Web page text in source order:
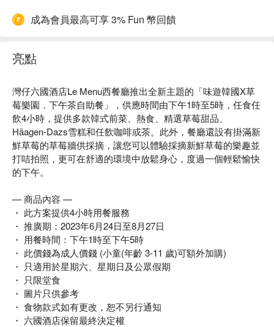
成為會員最高可享 3% Fun 幣回饋
亮點
灣仔六國酒店Le Menu西餐廳推出全新主題的「味遊韓國X草
莓樂園．下午茶自助餐」，供應時間由下午1時至5時，任食任
飲4小時，提供多款韓式前菜、熱食、精選草莓甜品、
Häagen-Dazs雪糕和任飲咖啡或茶。此外，餐廳還設有掛滿新
鮮草莓的草莓牆供採摘，讓您可以體驗採摘新鮮草莓的樂趣並
打咭拍照，更可在舒適的環境中放鬆身心，度過一個輕鬆愉快
的下午。
— 商品內容 —
・ 此方案提供4小時用餐服務
・ 推廣期：2023年6月24日至8月27日
・ 用餐時間：下午1時至下午5時
・ 此價錢為成人價錢 (小童(年齡 3-11 歲)可額外加購)
・ 只適用於星期六、星期日及公眾假期
・ 只限堂食
・ 圖片只供參考
・ 食物款式如有更改，恕不另行通知
・ 六國酒店保留最終決定權